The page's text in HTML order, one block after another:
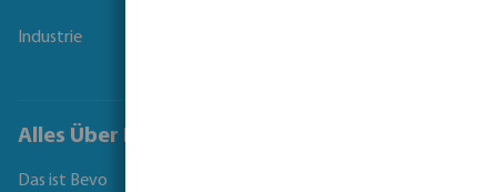
Industrie
Alles Über Bevo
Das ist Bevo